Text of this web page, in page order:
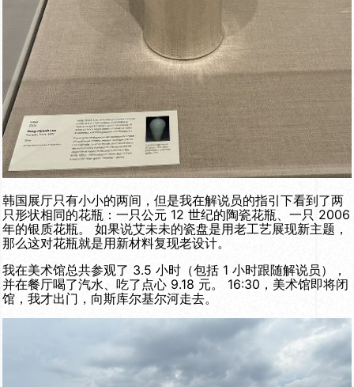
韩国展厅只有小小的两间，但是我在解说员的指引下看到了两
只形状相同的花瓶：一只公元 12 世纪的陶瓷花瓶、一只 2006
年的银质花瓶。 如果说艾未未的瓷盘是用老工艺展现新主题，
那么这对花瓶就是用新材料复现老设计。
我在美术馆总共参观了 3.5 小时（包括 1 小时跟随解说员），
并在餐厅喝了汽水、吃了点心 9.18 元。 16:30，美术馆即将闭
馆，我才出门，向斯库尔基尔河走去。